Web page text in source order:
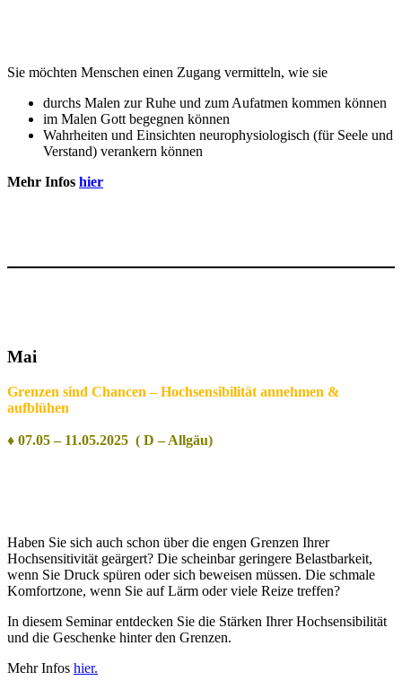
Sie möchten Menschen einen Zugang vermitteln, wie sie
durchs Malen zur Ruhe und zum Aufatmen kommen können
im Malen Gott begegnen können
Wahrheiten und Einsichten neurophysiologisch (für Seele und
Verstand) verankern können
Mehr Infos hier
Mai
Grenzen sind Chancen – Hochsensibilität annehmen &
aufblühen
♦ 07.05 – 11.05.2025 ( D – Allgäu)
Haben Sie sich auch schon über die engen Grenzen Ihrer
Hochsensitivität geärgert? Die scheinbar geringere Belastbarkeit,
wenn Sie Druck spüren oder sich beweisen müssen. Die schmale
Komfortzone, wenn Sie auf Lärm oder viele Reize treffen?
In diesem Seminar entdecken Sie die Stärken Ihrer Hochsensibilität
und die Geschenke hinter den Grenzen.
Mehr Infos hier.